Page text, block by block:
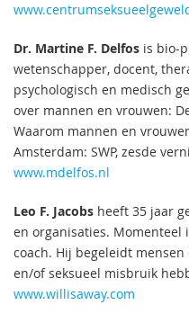
Dr. Martine F. Delfos is bio-
wetenschapper, docent,
psychologisch en medisch
over mannen en vrouwen:
Waarom mannen en
Amsterdam: SWP, zesde
www.mdelfos.nl
Leo F. Jacobs heeft 35 jaar
en organisaties. Momenteel
coach. Hij begeleidt
en/of seksueel misbruik
www.willisaway.com